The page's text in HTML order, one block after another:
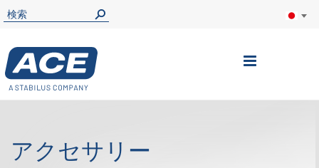
ナ
アクセサリー